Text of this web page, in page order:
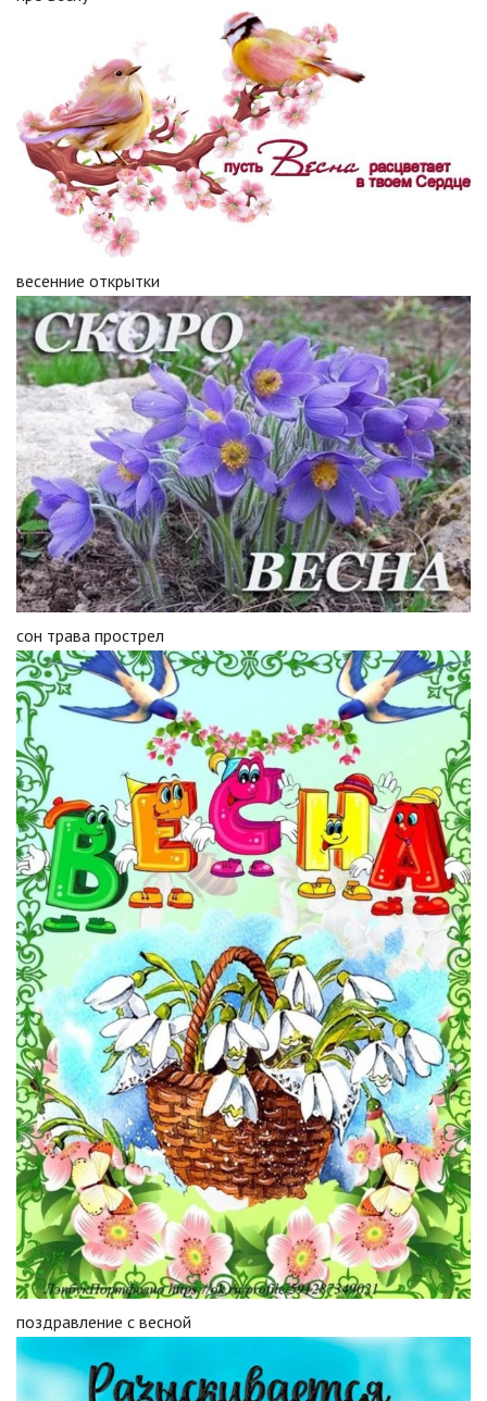
весенние открытки
сон трава прострел
поздравление с весной